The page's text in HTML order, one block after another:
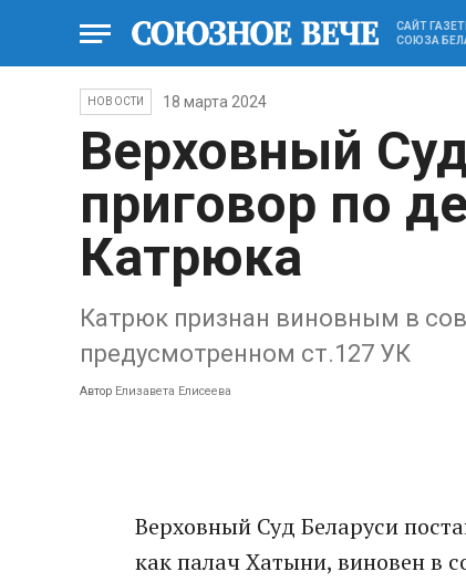
САЙТ
СОЮЗА
НОВОСТИ 18 марта 2024
Верховный
приговор по
Катрюка
Катрюк признан виновным в
предусмотренном ст.127 УК
Автор Елизавета Елисеева
Верховный Суд Беларуси
как палач Хатыни, виновен в